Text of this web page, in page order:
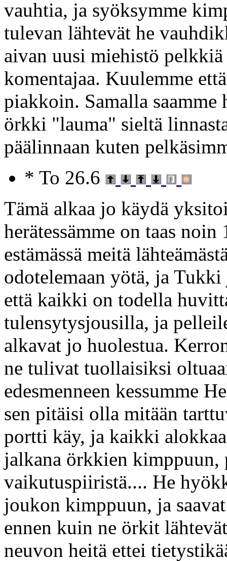
vauhtia, ja syöksymme
tulevan lähtevät he
aivan uusi miehistö
komentajaa. Kuulemme
piakkoin. Samalla saamme
örkki "lauma" sieltä
päälinnaan kuten
* To 26.6
Tämä alkaa jo käydä
herätessämme on taas
estämässä meitä
odotelemaan yötä, ja
että kaikki on todella
tulensytysjousilla, ja
alkavat jo huolestua.
ne tulivat tuollaisiksi
edesmenneen kessumme
sen pitäisi olla mitään
portti käy, ja kaikki
jalkana örkkien kimppuun,
vaikutuspiiristä.... He
joukon kimppuun, ja
ennen kuin ne örkit
neuvon heitä ettei